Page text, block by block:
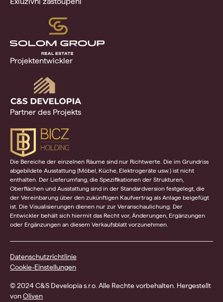
Projektentwickler
Partner des Projekts
Die Bereiche der einzelnen Räume sind nur Richtwerte. Die im Grundriss
abgebildete Ausstattung (Möbel, Küche, Elektrogeräte usw.) ist nicht
enthalten. Der Lieferumfang, die Spezifikationen der Strukturen,
Oberflächen und Ausstattung sind in der Standardversion festgelegt, die
der Vereinbarung über den zukünftigen Kaufvertrag als Anlage beigefügt
ist. Die Visualisierungen dienen nur zur Veranschaulichung. Der
Entwickler behält sich hiermit das Recht vor, Änderungen, Ergänzungen
oder Ergänzungen an diesem Verkaufsblatt vorzunehmen.
© 2024 C&S Developia s.r.o. Alle Rechte vorbehalten. Hergestellt
vonOliven
Datenschutzrichtlinie
Cookie-Einstellungen